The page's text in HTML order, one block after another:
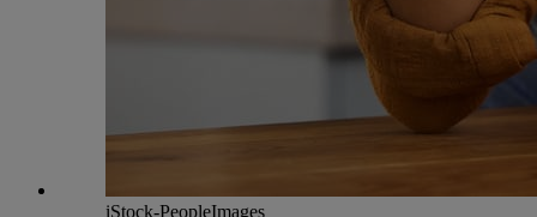
iStock-PeopleImages